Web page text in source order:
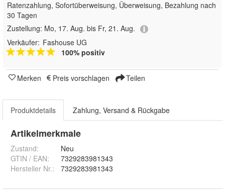
Ratenzahlung, Sofortüberweisung, Überweisung, Bezahlung nach
30 Tagen
Zustellung: Mo, 17. Aug. bis Fr, 21. Aug.
Verkäufer: Fashouse UG
100% positiv
Merken Preis vorschlagen Teilen
Produktdetails Zahlung, Versand & Rückgabe
Artikelmerkmale
Zustand:
Neu
GTIN / EAN:
7329283981343
Hersteller Nr.:
7329283981343